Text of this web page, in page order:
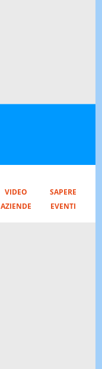
VIDEO
SAPERE
AZIENDE EVENTI